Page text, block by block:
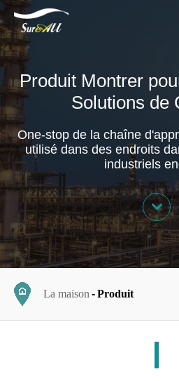
Produit Montrer
Solutions de
One-stop de la chaîne
utilisé dans des endroits
industriels

La maison Produit